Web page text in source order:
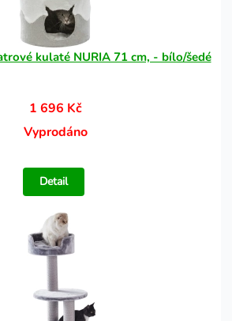
kulaté NURIA 71 cm, - bílo/šedé
1 696 Kč
Vyprodáno
Detail